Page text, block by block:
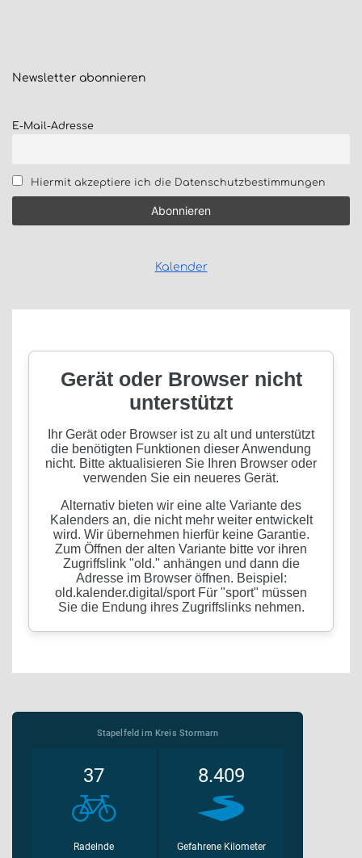
Newsletter abonnieren
E-Mail-Adresse
Hiermit akzeptiere ich die Datenschutzbestimmungen
Kalender